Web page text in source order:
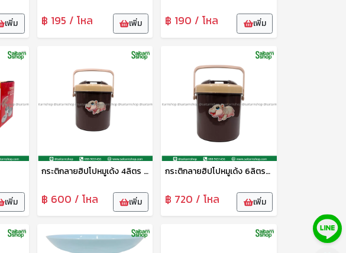
เพิ่ม ฿ 195 / โหล เพิ่ม ฿ 190 / โหล เพิ่ม
เพิ่ม
กระติกลายฮิปโปหมูเด้ง 4ลิตร M4AA ห่าน
฿ 600 / โหล เพิ่ม
กระติกลายฮิปโปหมูเด้ง 6ลิตร M6AA ห่าน
฿ 720 / โหล เพิ่ม